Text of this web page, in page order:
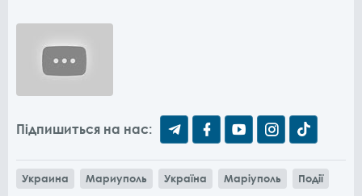
Підпишиться на нас:
Украина Мариуполь Україна Маріуполь Події